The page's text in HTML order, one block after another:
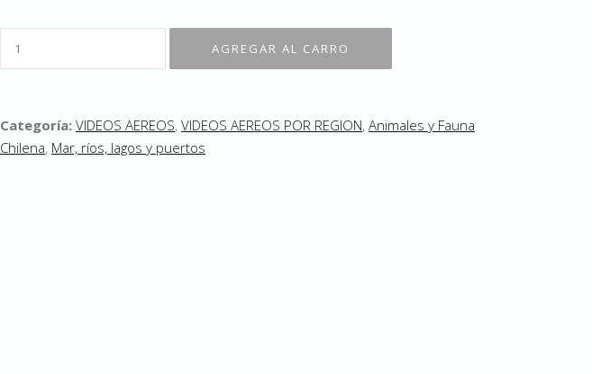
Categoría: VIDEOS AEREOS, VIDEOS AEREOS POR REGION, Animales y Fauna
Chilena, Mar, ríos, lagos y puertos